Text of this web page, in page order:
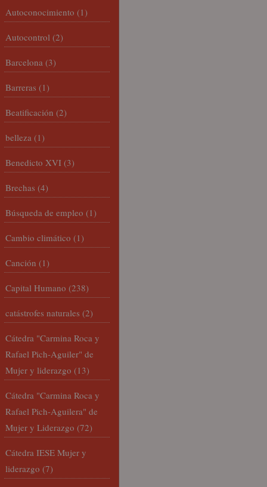
Autoconocimiento (1)
Autocontrol (2)
Barcelona (3)
Barreras (1)
Beatificación (2)
belleza (1)
Benedicto XVI (3)
Brechas (4)
Búsqueda de empleo (1)
Cambio climático (1)
Canción (1)
Capital Humano (238)
catástrofes naturales (2)
Cátedra "Carmina Roca y
Rafael Pich-Aguiler" de
Mujer y liderazgo (13)
Cátedra "Carmina Roca y
Rafael Pich-Aguilera" de
Mujer y Liderazgo (72)
Cátedra IESE Mujer y
liderazgo (7)